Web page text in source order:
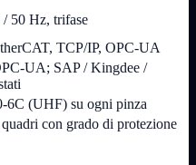
50 Hz, trifase
TCP/IP, OPC-UA
UA; SAP / Kingdee /
6C (UHF) su ogni pinza
con grado di protezione